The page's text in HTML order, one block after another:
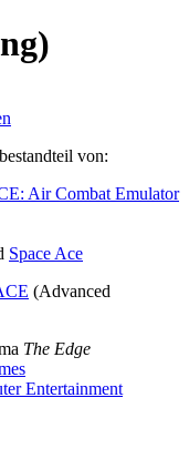
von:
Air Combat Emulator
Space Ace
(Advanced
The Edge
Entertainment